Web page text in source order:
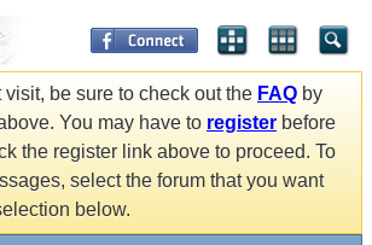
visit, be sure to check out the FAQ by
You may have to register before
the register link above to proceed. To
select the forum that you want
below.